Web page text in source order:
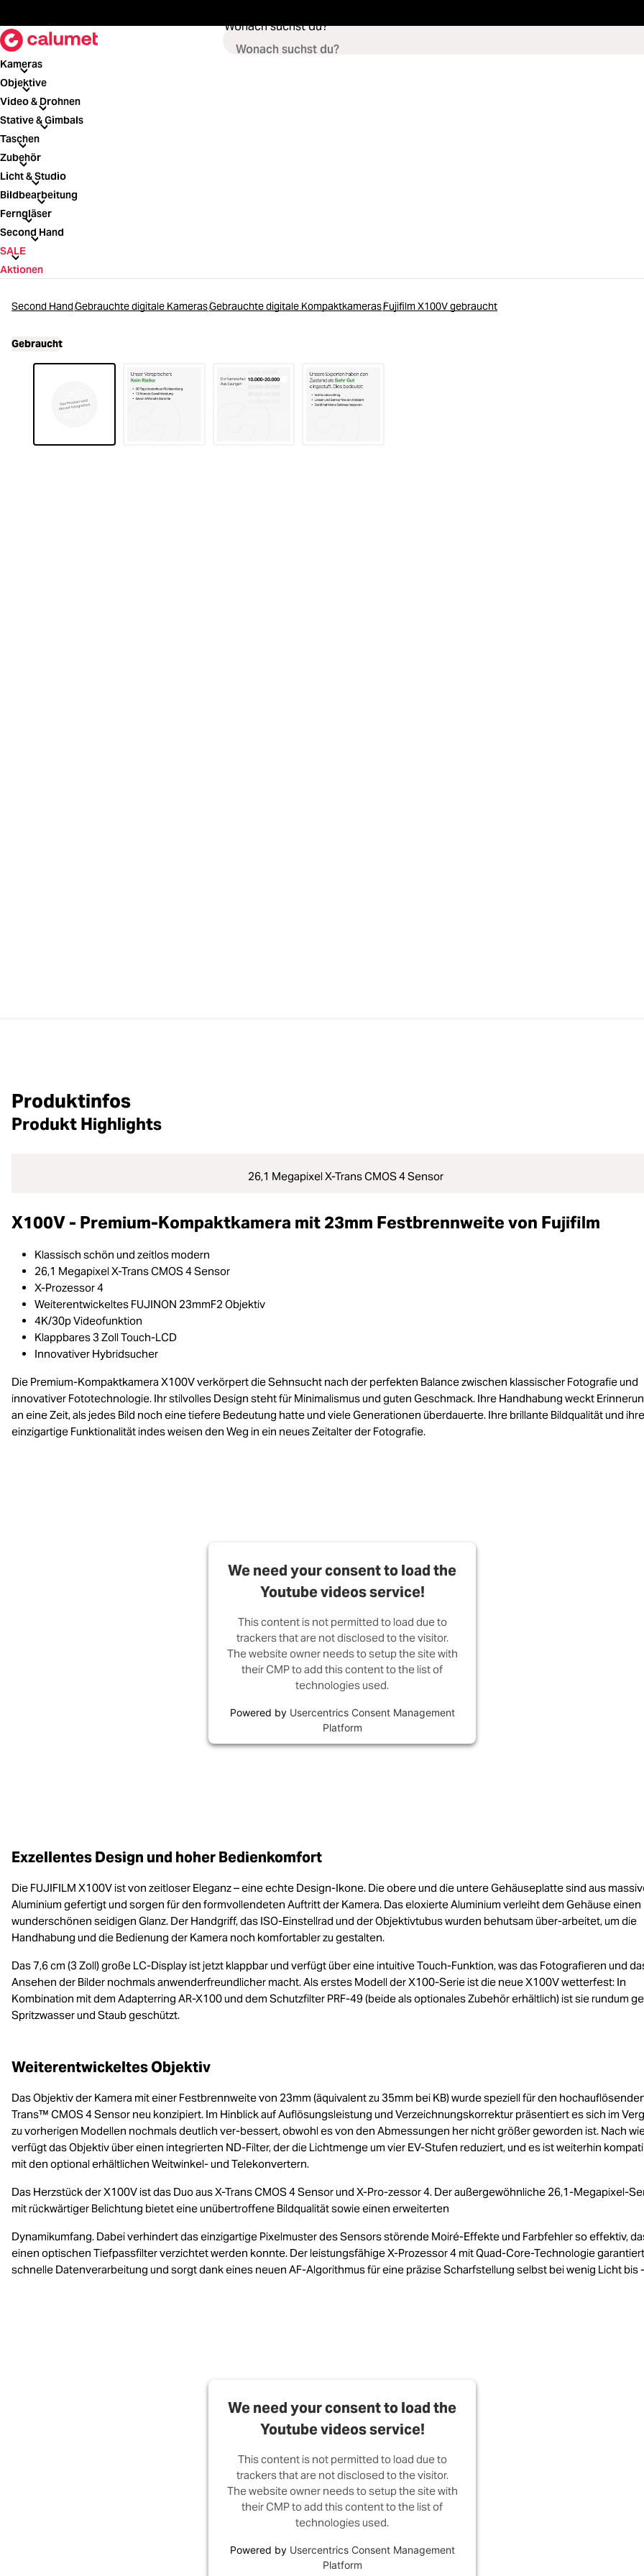
Wonach suchst du?
Kameras
Kameras
Objektive
Objektive
Video & Drohnen
Video & Drohnen
Stative & Gimbals
Stative & Gimbals
Taschen
Taschen
Zubehör
Zubehör
Licht & Studio
Licht & Studio
Bildbearbeitung
Bildbearbeitung
Ferngläser
Ferngläser
Second Hand
Second Hand
SALE
SALE
Aktionen
Second HandGebrauchte digitale KamerasGebrauchte digitale KompaktkamerasFujifilm X100V gebraucht
Gebraucht
Produktinfos
Produkt Highlights
26,1 Megapixel X-Trans CMOS 4 Sensor
X100V - Premium-Kompaktkamera mit 23mm Festbrennweite von Fujifilm
Klassisch schön und zeitlos modern
26,1 Megapixel X-Trans CMOS 4 Sensor
X-Prozessor 4
Weiterentwickeltes FUJINON 23mmF2 Objektiv
4K/30p Videofunktion
Klappbares 3 Zoll Touch-LCD
Innovativer Hybridsucher
Die Premium-Kompaktkamera X100V verkörpert die Sehnsucht nach der perfekten Balance zwischen klassischer Fotografie und
innovativer Fototechnologie. Ihr stilvolles Design steht für Minimalismus und guten Geschmack. Ihre Handhabung weckt
an eine Zeit, als jedes Bild noch eine tiefere Bedeutung hatte und viele Generationen überdauerte. Ihre brillante Bildqualität und ihre
einzigartige Funktionalität indes weisen den Weg in ein neues Zeitalter der Fotografie.
We need your consent to load the
Youtube videos service!
This content is not permitted to load due to
trackers that are not disclosed to the visitor.
The website owner needs to setup the site with
their CMP to add this content to the list of
technologies used.
Powered by Usercentrics Consent Management
Platform
Exzellentes Design und hoher Bedienkomfort
Die FUJIFILM X100V ist von zeitloser Eleganz – eine echte Design-Ikone. Die obere und die untere Gehäuseplatte sind aus
Aluminium gefertigt und sorgen für den formvollendeten Auftritt der Kamera. Das eloxierte Aluminium verleiht dem Gehäuse einen
wunderschönen seidigen Glanz. Der Handgriff, das ISO-Einstellrad und der Objektivtubus wurden behutsam über-arbeitet, um die
Handhabung und die Bedienung der Kamera noch komfortabler zu gestalten.
Das 7,6 cm (3 Zoll) große LC-Display ist jetzt klappbar und verfügt über eine intuitive Touch-Funktion, was das Fotografieren und
Ansehen der Bilder nochmals anwenderfreundlicher macht. Als erstes Modell der X100-Serie ist die neue X100V wetterfest: In
Kombination mit dem Adapterring AR-X100 und dem Schutzfilter PRF-49 (beide als optionales Zubehör erhältlich) ist sie rundum
Spritzwasser und Staub geschützt.
Weiterentwickeltes Objektiv
Das Objektiv der Kamera mit einer Festbrennweite von 23mm (äquivalent zu 35mm bei KB) wurde speziell für den
Trans™ CMOS 4 Sensor neu konzipiert. Im Hinblick auf Auflösungsleistung und Verzeichnungskorrektur präsentiert es sich im
zu vorherigen Modellen nochmals deutlich ver-bessert, obwohl es von den Abmessungen her nicht größer geworden ist. Nach
verfügt das Objektiv über einen integrierten ND-Filter, der die Lichtmenge um vier EV-Stufen reduziert, und es ist weiterhin
mit den optional erhältlichen Weitwinkel- und Telekonvertern.
Das Herzstück der X100V ist das Duo aus X-Trans CMOS 4 Sensor und X-Pro-zessor 4. Der außergewöhnliche 26,1-Megapixel-
mit rückwärtiger Belichtung bietet eine unübertroffene Bildqualität sowie einen erweiterten
Dynamikumfang. Dabei verhindert das einzigartige Pixelmuster des Sensors störende Moiré-Effekte und Farbfehler so effektiv,
einen optischen Tiefpassfilter verzichtet werden konnte. Der leistungsfähige X-Prozessor 4 mit Quad-Core-Technologie
schnelle Datenverarbeitung und sorgt dank eines neuen AF-Algorithmus für eine präzise Scharfstellung selbst bei wenig Licht bis
We need your consent to load the
Youtube videos service!
This content is not permitted to load due to
trackers that are not disclosed to the visitor.
The website owner needs to setup the site with
their CMP to add this content to the list of
technologies used.
Powered by Usercentrics Consent Management
Platform